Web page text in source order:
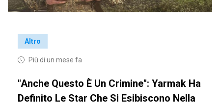
Altro
Più di un mese fa
"Anche Questo È Un Crimine": Yarmak Ha
Definito Le Star Che Si Esibiscono Nella